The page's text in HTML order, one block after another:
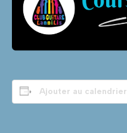
Ajouter au calendrier